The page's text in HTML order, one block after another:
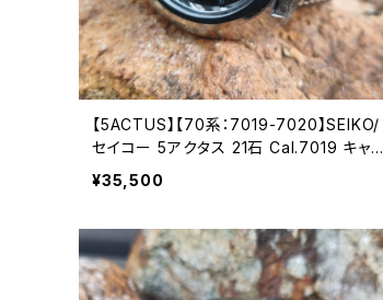
【5ACTUS】【70系：7019-7020】SEIKO/
セイコー 5アクタス 21石 Cal.7019 キャリ
バー 機械式 自動巻き腕時計 精工舎亀戸
工場 1970年 9月製造 アンティークウォッ
c7019-7020-1】
¥35,500